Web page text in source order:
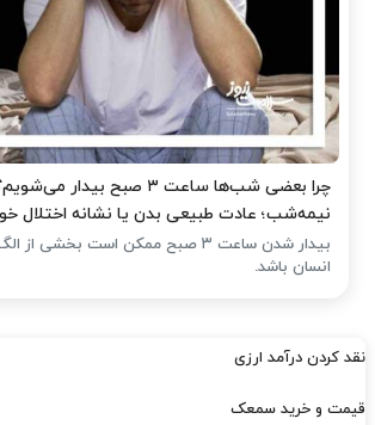
چرا بعضی شب‌ها ساعت ۳ صبح
نیمه‌شب؛ عادت طبیعی بدن یا نشانه اختلال
بیدار شدن ساعت ۳ صبح ممکن است بخشی
انسان باشد.
نقد کردن درآمد ارزی
قیمت و خرید سمعک